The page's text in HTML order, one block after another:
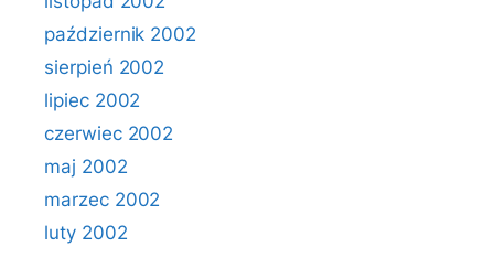
październik 2002
sierpień 2002
lipiec 2002
czerwiec 2002
maj 2002
marzec 2002
luty 2002